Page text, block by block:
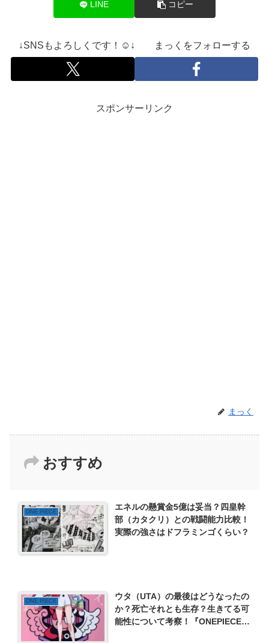
LINE コピー
↓SNSもよろしくです！☺️↓ まっくをフォローする
スポンサーリンク
まっく
おすすめ
ONE PIECE
エネルの懸賞金5億は妥当？四皇幹
部（カタクリ）との戦闘能力比較！
実際の強さはドフラミンゴくらい？
ONE PIECE
ウタ（UTA）の最後はどうなったの
か？死亡それとも生存？生きてる可
能性について考察！『ONEPIECE